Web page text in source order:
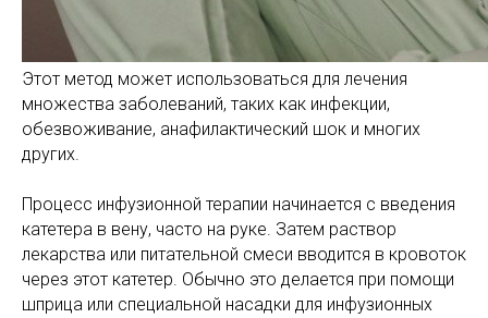
Этот метод может использоваться для лечения
множества заболеваний, таких как инфекции,
обезвоживание, анафилактический шок и многих
других.
Процесс инфузионной терапии начинается с введения
катетера в вену, часто на руке. Затем раствор
лекарства или питательной смеси вводится в кровоток
через этот катетер. Обычно это делается при помощи
шприца или специальной насадки для инфузионных